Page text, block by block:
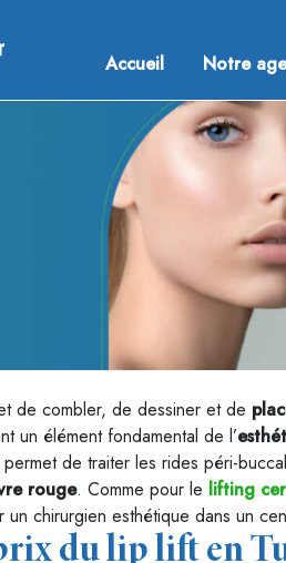
Accueil Notre
de combler, de dessiner et de
un élément fondamental de l’
permet de traiter les rides péri-
rouge. Comme pour le lifting
chirurgien esthétique dans un
du lip lift en